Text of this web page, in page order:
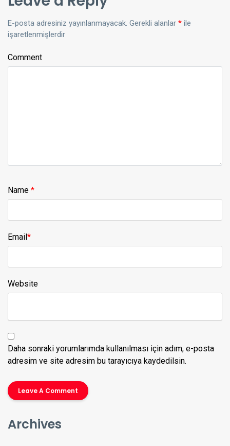
E-posta adresiniz yayınlanmayacak. Gerekli alanlar * ile
işaretlenmişlerdir
Comment
Name *
Email *
Website
Daha sonraki yorumlarımda kullanılması için adım, e-posta
adresim ve site adresim bu tarayıcıya kaydedilsin.
Archives